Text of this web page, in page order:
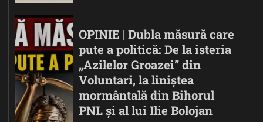
OPINIE | Dubla măsură care
pute a politică: De la isteria
„Azilelor Groazei” din
Voluntari, la liniștea
mormântală din Bihorul
PNL și al lui Ilie Bolojan